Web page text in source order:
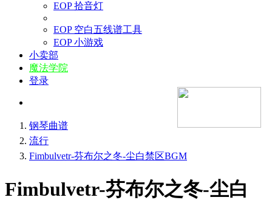
EOP 拾音灯
EOP 空白五线谱工具
EOP 小游戏
小卖部
魔法学院
登录
钢琴曲谱
流行
Fimbulvetr-芬布尔之冬-尘白禁区BGM
Fimbulvetr-芬布尔之冬-尘白